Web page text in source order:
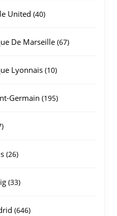
United 4040
De Marseille 6767
Lyonnais 1010
Germain 195195
37
2626
3333
646646